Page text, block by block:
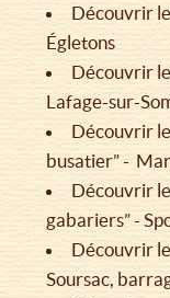
Découvrir le
Égletons
Découvrir
Lafage-sur-
Découvrir
busatier” -
Découvrir
gabariers” -
Découvrir
Soursac,